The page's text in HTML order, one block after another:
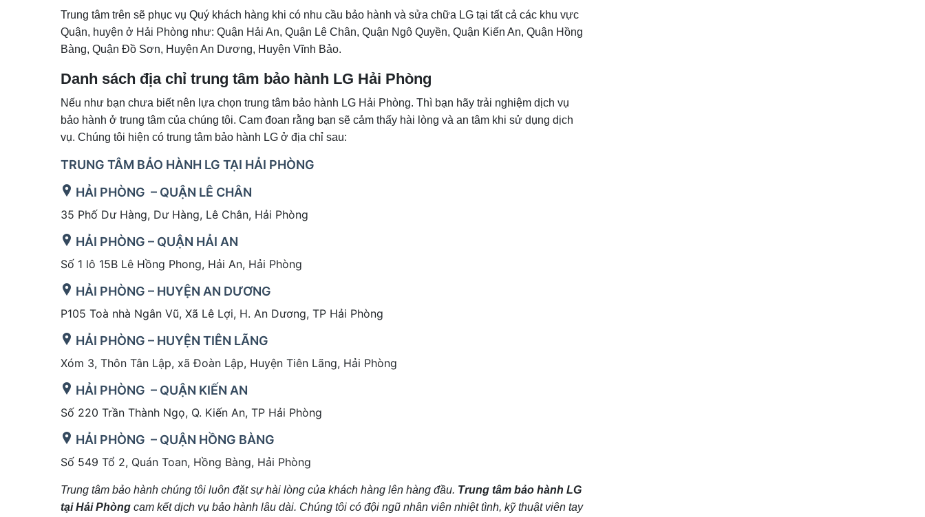
Trung tâm trên sẽ phục vụ Quý khách hàng khi có nhu cầu bảo hành và sửa chữa LG tại tất cả các khu vực
Quận, huyện ở Hải Phòng như: Quận Hải An, Quận Lê Chân, Quận Ngô Quyền, Quận Kiến An, Quận Hồng
Bàng, Quận Đồ Sơn, Huyện An Dương, Huyện Vĩnh Bảo.
Danh sách địa chỉ trung tâm bảo hành LG Hải Phòng
Nếu như bạn chưa biết nên lựa chọn trung tâm bảo hành LG Hải Phòng. Thì bạn hãy trải nghiệm dịch vụ
bảo hành ở trung tâm của chúng tôi. Cam đoan rằng bạn sẽ cảm thấy hài lòng và an tâm khi sử dụng dịch
vụ. Chúng tôi hiện có trung tâm bảo hành LG ở địa chỉ sau:
TRUNG TÂM BẢO HÀNH LG TẠI HẢI PHÒNG
HẢI PHÒNG – QUẬN LÊ CHÂN
35 Phố Dư Hàng, Dư Hàng, Lê Chân, Hải Phòng
HẢI PHÒNG – QUẬN HẢI AN
Số 1 lô 15B Lê Hồng Phong, Hải An, Hải Phòng
HẢI PHÒNG – HUYỆN AN DƯƠNG
P105 Toà nhà Ngân Vũ, Xã Lê Lợi, H. An Dương, TP Hải Phòng
HẢI PHÒNG – HUYỆN TIÊN LÃNG
Xóm 3, Thôn Tân Lập, xã Đoàn Lập, Huyện Tiên Lãng, Hải Phòng
HẢI PHÒNG – QUẬN KIẾN AN
Số 220 Trần Thành Ngọ, Q. Kiến An, TP Hải Phòng
HẢI PHÒNG – QUẬN HỒNG BÀNG
Số 549 Tổ 2, Quán Toan, Hồng Bàng, Hải Phòng
Trung tâm bảo hành chúng tôi luôn đặt sự hài lòng của khách hàng lên hàng đầu. Trung tâm bảo hành LG
tại Hải Phòng cam kết dịch vụ bảo hành lâu dài. Chúng tôi có đội ngũ nhân viên nhiệt tình, kỹ thuật viên tay